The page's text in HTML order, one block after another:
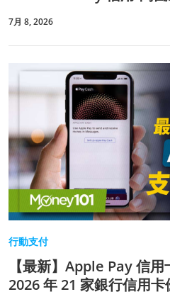
7月 8, 2026
行動支付
【最新】Apple Pay 信
2026 年 21 家銀行信用